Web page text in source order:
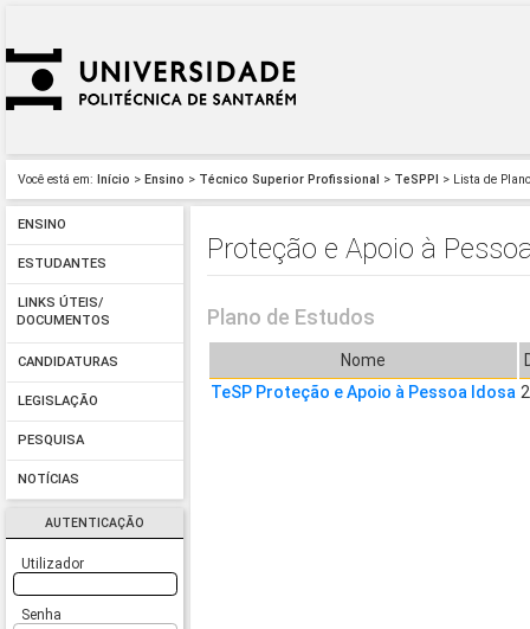
Você está em: Início > Ensino > Técnico Superior Profissional > TeSPPI > Lista de
ENSINO
ESTUDANTES
LINKS ÚTEIS/
DOCUMENTOS
CANDIDATURAS
LEGISLAÇÃO
PESQUISA
NOTÍCIAS
AUTENTICAÇÃO
Utilizador
Senha
Proteção e Apoio à
Plano de Estudos
Nome
TeSP Proteção e Apoio à Pessoa Idosa